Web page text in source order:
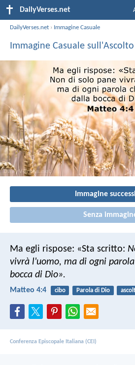
DailyVerses.net
DailyVerses.net › Immagine Casuale
Immagine Casuale sull'Ascolto
Immagine
Senza
Ma egli rispose: «Sta scritto:
vivrà l'uomo, ma di ogni
bocca di Dio».
Matteo 4:4 cibo Parola di Dio
Conferenza Episcopale Italiana (CEI)